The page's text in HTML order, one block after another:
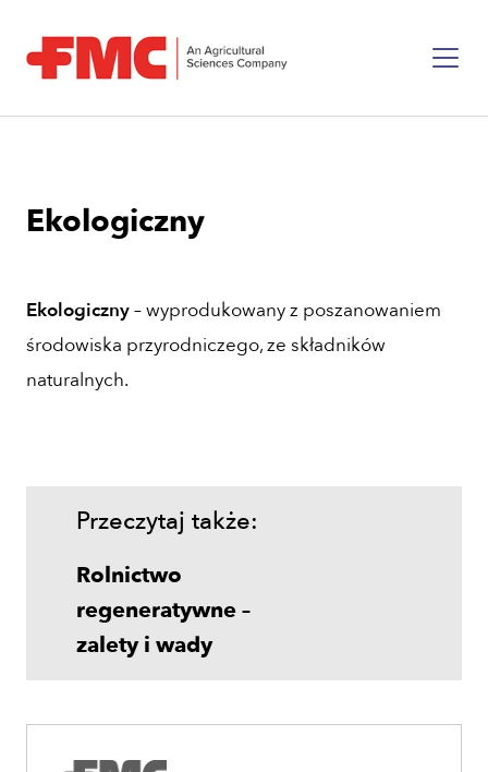
Ekologiczny
Ekologiczny– wyprodukowany z poszanowaniem
środowiska przyrodniczego, ze składników
naturalnych.
Przeczytaj także:
Rolnictwo
regeneratywne –
zalety i wady